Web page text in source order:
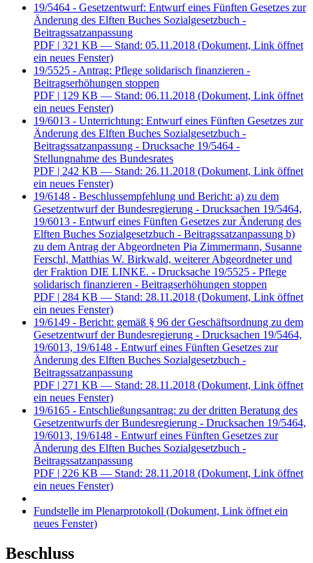
19/5464 - Gesetzentwurf: Entwurf eines Fünften Gesetzes zur
Änderung des Elften Buches Sozialgesetzbuch -
Beitragssatzanpassung
PDF | 321 KB — Stand: 05.11.2018 (Dokument, Link öffnet
ein neues Fenster)
19/5525 - Antrag: Pflege solidarisch finanzieren -
Beitragserhöhungen stoppen
PDF | 129 KB — Stand: 06.11.2018 (Dokument, Link öffnet
ein neues Fenster)
19/6013 - Unterrichtung: Entwurf eines Fünften Gesetzes zur
Änderung des Elften Buches Sozialgesetzbuch -
Beitragssatzanpassung - Drucksache 19/5464 -
Stellungnahme des Bundesrates
PDF | 242 KB — Stand: 26.11.2018 (Dokument, Link öffnet
ein neues Fenster)
19/6148 - Beschlussempfehlung und Bericht: a) zu dem
Gesetzentwurf der Bundesregierung - Drucksachen 19/5464,
19/6013 - Entwurf eines Fünften Gesetzes zur Änderung des
Elften Buches Sozialgesetzbuch - Beitragssatzanpassung b)
zu dem Antrag der Abgeordneten Pia Zimmermann, Susanne
Ferschl, Matthias W. Birkwald, weiterer Abgeordneter und
der Fraktion DIE LINKE. - Drucksache 19/5525 - Pflege
solidarisch finanzieren - Beitragserhöhungen stoppen
PDF | 284 KB — Stand: 28.11.2018 (Dokument, Link öffnet
ein neues Fenster)
19/6149 - Bericht: gemäß § 96 der Geschäftsordnung zu dem
Gesetzentwurf der Bundesregierung - Drucksachen 19/5464,
19/6013, 19/6148 - Entwurf eines Fünften Gesetzes zur
Änderung des Elften Buches Sozialgesetzbuch -
Beitragssatzanpassung
PDF | 271 KB — Stand: 28.11.2018 (Dokument, Link öffnet
ein neues Fenster)
19/6165 - Entschließungsantrag: zu der dritten Beratung des
Gesetzentwurfs der Bundesregierung - Drucksachen 19/5464,
19/6013, 19/6148 - Entwurf eines Fünften Gesetzes zur
Änderung des Elften Buches Sozialgesetzbuch -
Beitragssatzanpassung
PDF | 226 KB — Stand: 28.11.2018 (Dokument, Link öffnet
ein neues Fenster)
Fundstelle im Plenarprotokoll (Dokument, Link öffnet ein
neues Fenster)
Beschluss